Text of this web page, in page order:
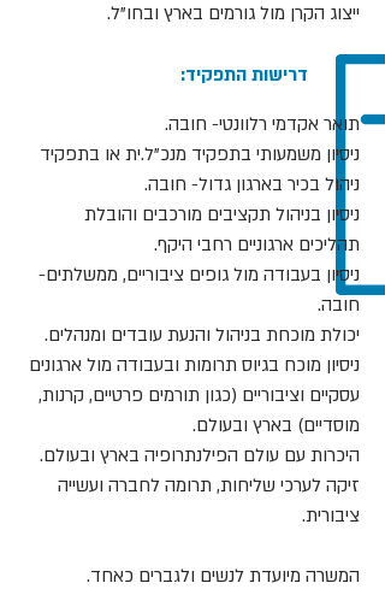
ייצוג הקרן מול גורמים בארץ ובחו"ל.
:דרישות התפקיד
תואר אקדמי רלוונטי- חובה.
ניסיון משמעותי בתפקיד מנכ"ל.ית או בתפקיד
ניהול בכיר בארגון גדול- חובה.
ניסיון בניהול תקציבים מורכבים והובלת
תהליכים ארגוניים רחבי היקף.
ניסיון בעבודה מול גופים ציבוריים, ממשלתים-
חובה.
יכולת מוכחת בניהול והנעת עובדים ומנהלים.
ניסיון מוכח בגיוס תרומות ובעבודה מול ארגונים
עסקיים וציבוריים (כגון תורמים פרטיים, קרנות,
מוסדיים) בארץ ובעולם.
היכרות עם עולם הפילנתרופיה בארץ ובעולם.
זיקה לערכי שליחות, תרומה לחברה ועשייה
ציבורית.
המשרה מיועדת לנשים ולגברים כאחד.